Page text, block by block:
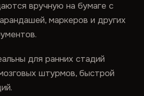
вручную на бумаге с
маркеров и других
для ранних стадий
штурмов, быстрой